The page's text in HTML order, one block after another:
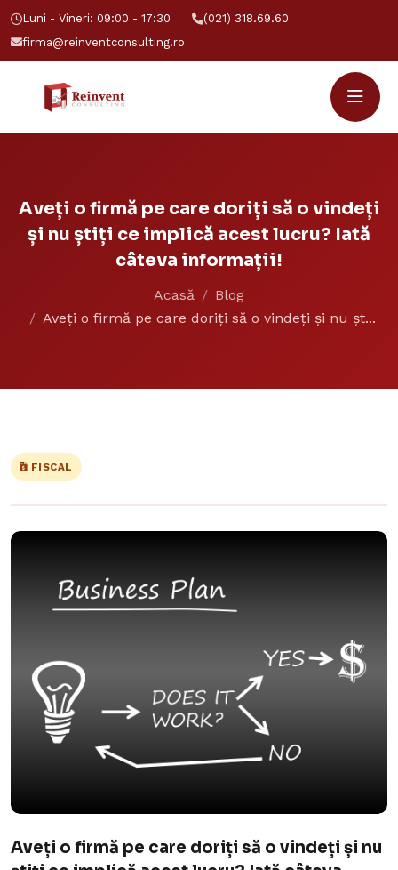
Luni - Vineri: 09:00 - 17:30
(021) 318.69.60
firma@reinventconsulting.ro
Aveți o firmă pe care doriți să o vindeți
și nu știți ce implică acest lucru? Iată
câteva informații!
Acasă
Blog
Aveți o firmă pe care doriți să o vindeți și nu șt...
FISCAL
Aveți o firmă pe care doriți să o vindeți și nu